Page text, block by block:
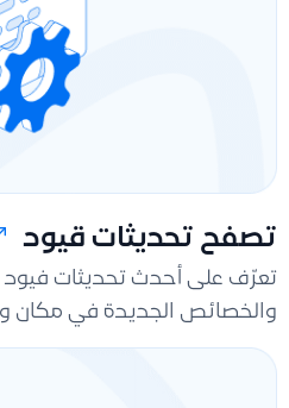
تصفح تحديثات قيود
تعرّف على أحدث تحديثات فيود
والخصائص الجديدة في مكان